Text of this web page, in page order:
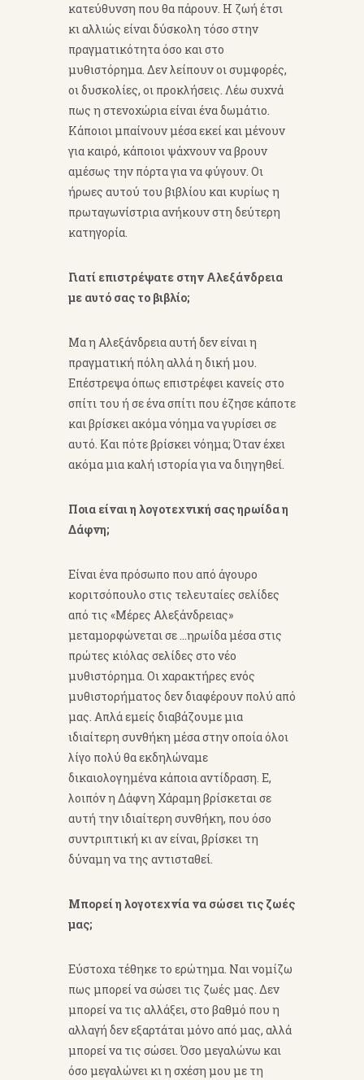
κατεύθυνση που θα πάρουν. Η ζωή έτσι
κι αλλιώς είναι δύσκολη τόσο στην
πραγματικότητα όσο και στο
μυθιστόρημα. Δεν λείπουν οι συμφορές,
οι δυσκολίες, οι προκλήσεις. Λέω συχνά
πως η στενοχώρια είναι ένα δωμάτιο.
Κάποιοι μπαίνουν μέσα εκεί και μένουν
για καιρό, κάποιοι ψάχνουν να βρουν
αμέσως την πόρτα για να φύγουν. Οι
ήρωες αυτού του βιβλίου και κυρίως η
πρωταγωνίστρια ανήκουν στη δεύτερη
κατηγορία.
Γιατί επιστρέψατε στην Αλεξάνδρεια
με αυτό σας το βιβλίο;
Μα η Αλεξάνδρεια αυτή δεν είναι η
πραγματική πόλη αλλά η δική μου.
Επέστρεψα όπως επιστρέφει κανείς στο
σπίτι του ή σε ένα σπίτι που έζησε κάποτε
και βρίσκει ακόμα νόημα να γυρίσει σε
αυτό. Και πότε βρίσκει νόημα; Όταν έχει
ακόμα μια καλή ιστορία για να διηγηθεί.
Ποια είναι η λογοτεχνική σας ηρωίδα η
Δάφνη;
Είναι ένα πρόσωπο που από άγουρο
κοριτσόπουλο στις τελευταίες σελίδες
από τις «Μέρες Αλεξάνδρειας»
μεταμορφώνεται σε …ηρωίδα μέσα στις
πρώτες κιόλας σελίδες στο νέο
μυθιστόρημα. Οι χαρακτήρες ενός
μυθιστορήματος δεν διαφέρουν πολύ από
μας. Απλά εμείς διαβάζουμε μια
ιδιαίτερη συνθήκη μέσα στην οποία όλοι
λίγο πολύ θα εκδηλώναμε
δικαιολογημένα κάποια αντίδραση. Ε,
λοιπόν η Δάφνη Χάραμη βρίσκεται σε
αυτή την ιδιαίτερη συνθήκη, που όσο
συντριπτική κι αν είναι, βρίσκει τη
δύναμη να της αντισταθεί.
Μπορεί η λογοτεχνία να σώσει τις ζωές
μας;
Εύστοχα τέθηκε το ερώτημα. Ναι νομίζω
πως μπορεί να σώσει τις ζωές μας. Δεν
μπορεί να τις αλλάξει, στο βαθμό που η
αλλαγή δεν εξαρτάται μόνο από μας, αλλά
μπορεί να τις σώσει. Όσο μεγαλώνω και
όσο μεγαλώνει κι η σχέση μου με τη